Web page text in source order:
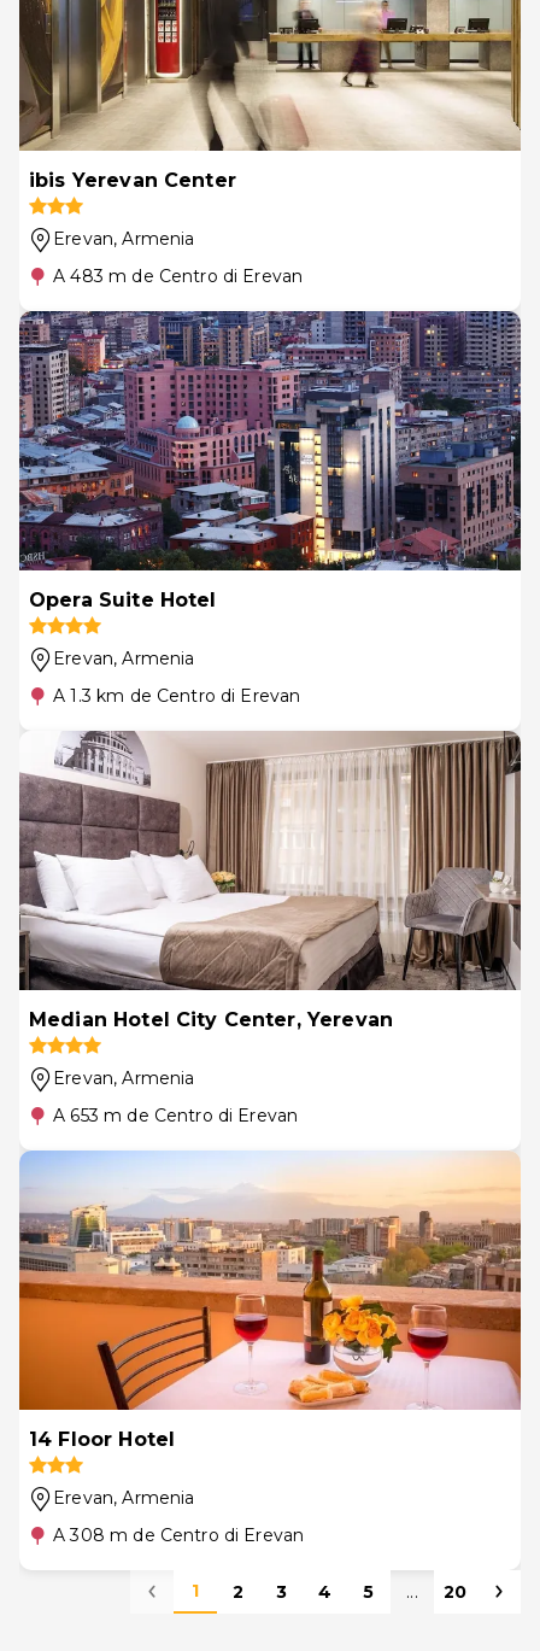
ibis Yerevan Center
Erevan, Armenia
A 483 m de Centro di Erevan
Opera Suite Hotel
Erevan, Armenia
A 1.3 km de Centro di Erevan
Median Hotel City Center, Yerevan
Erevan, Armenia
A 653 m de Centro di Erevan
14 Floor Hotel
Erevan, Armenia
A 308 m de Centro di Erevan
1 2 3 4 5 ... 20